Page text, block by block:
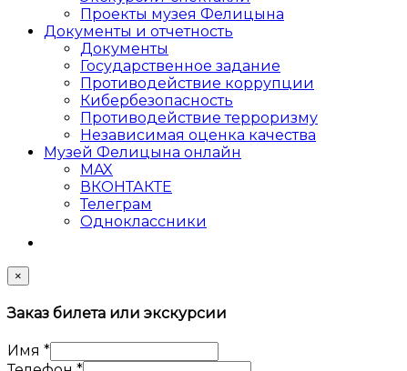
Проекты музея Фелицына
Документы и отчетность
Документы
Государственное задание
Противодействие коррупции
Кибер­безопасность
Противодействие терроризму
Независимая оценка качества
Музей Фелицына онлайн
MAX
ВКОНТАКТЕ
Телеграм
Одноклассники
×
Заказ билета или экскурсии
Имя *